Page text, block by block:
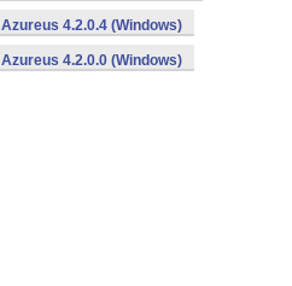
Azureus 4.2.0.4 (Windows)
Azureus 4.2.0.0 (Windows)